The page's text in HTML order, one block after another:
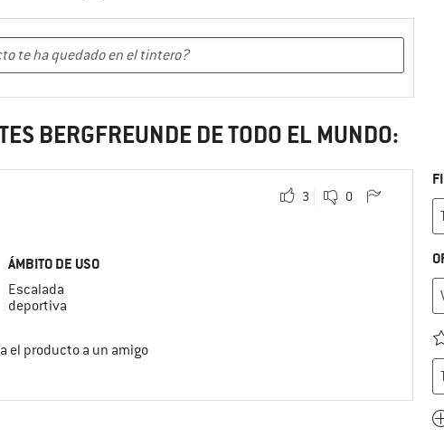
BERGFREUNDE DE TODO EL MUNDO:
3 0
ÁMBITO DE USO
Escalada
deportiva
el producto a un amigo